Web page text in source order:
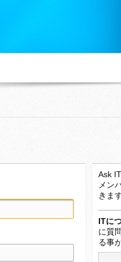
Ask
メン
きます
ITに
に質
る事